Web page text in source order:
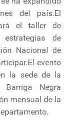
del país.El
el taller de
de
Nacional de
evento
la sede de la
Negra
mensual de la